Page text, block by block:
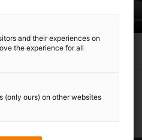
and their experiences on
the experience for all
(only ours) on other websites